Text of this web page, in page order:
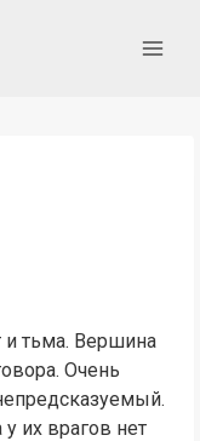
тьма. Вершина
Очень
их врагов нет